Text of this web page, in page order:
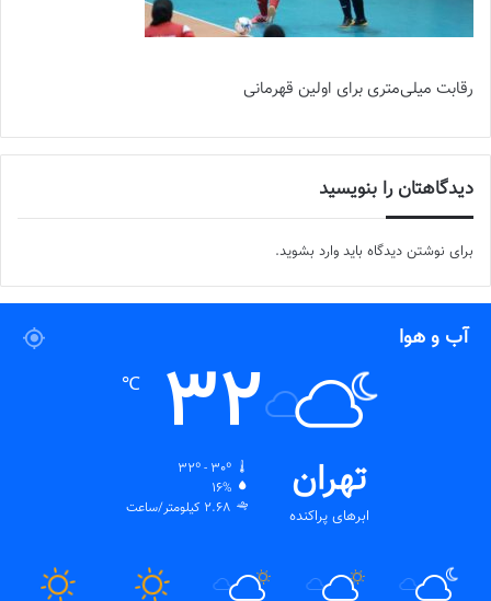
رقابت میلی‌متری برای اولین قهرمانی
دیدگاهتان را بنویسید
برای نوشتن دیدگاه باید وارد بشوید.
آب و هوا
تهران
ابرهای پراکنده
32
℃
32º - 30º
16%
2.68 کیلومتر/ساعت